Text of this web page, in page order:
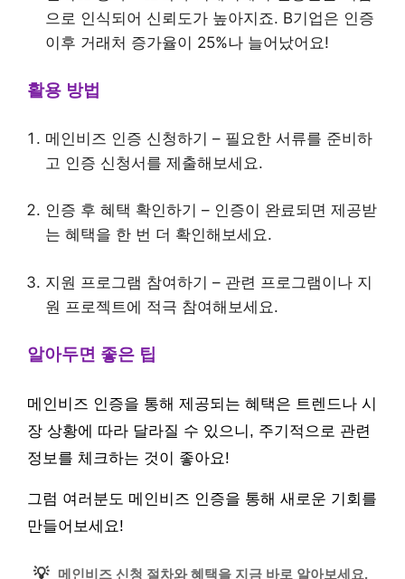
으로 인식되어 신뢰도가 높아지죠. B기업은 인증
이후 거래처 증가율이 25%나 늘어났어요!
활용 방법
메인비즈 인증 신청하기 – 필요한 서류를 준비하
고 인증 신청서를 제출해보세요.
인증 후 혜택 확인하기 – 인증이 완료되면 제공받
는 혜택을 한 번 더 확인해보세요.
지원 프로그램 참여하기 – 관련 프로그램이나 지
원 프로젝트에 적극 참여해보세요.
알아두면 좋은 팁
메인비즈 인증을 통해 제공되는 혜택은 트렌드나 시
장 상황에 따라 달라질 수 있으니, 주기적으로 관련
정보를 체크하는 것이 좋아요!
그럼 여러분도 메인비즈 인증을 통해 새로운 기회를
만들어보세요!
💡 메인비즈 신청 절차와 혜택을 지금 바로 알아보세요.